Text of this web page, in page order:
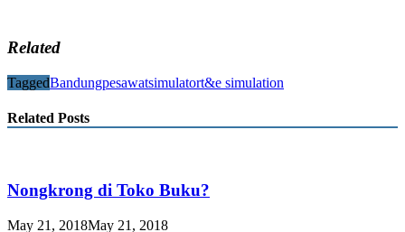
Related
TaggedBandungpesawatsimulatort&e simulation
Related Posts
Nongkrong di Toko Buku?
May 21, 2018May 21, 2018